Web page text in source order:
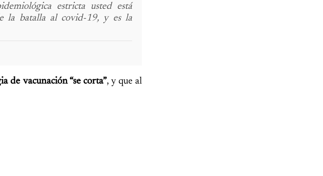
estricta usted está
la batalla al covid-19, y es la
de vacunación “se corta”, y que al